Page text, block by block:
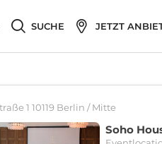
SUCHE JETZT
1 10119 Berlin / Mitte
Soho